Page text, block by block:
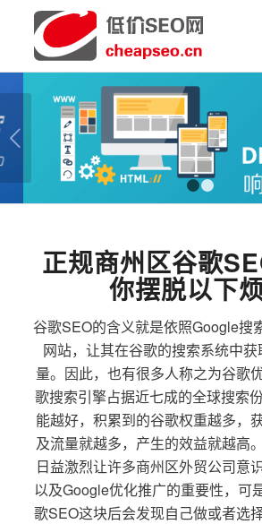
正规商州区谷歌
你摆脱以下
谷歌SEO的含义就是依照Google搜
网站，让其在谷歌的搜索系统中
量。因此，也有很多人称之为谷歌
歌搜索引擎占据近七成的全球搜索
能越好，积累到的谷歌权重越多，
及流量就越多，产生的效益就越高
日益激烈让许多商州区外贸公司意
以及Google优化推广的重要性，可
歌SEO这块后会发现自己做或者选